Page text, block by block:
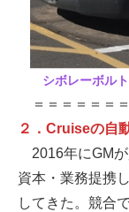
シボレーボル
＝＝＝＝＝＝＝
２．Cruiseの自
2016年にGMが
資本・業務提携
してきた。競合